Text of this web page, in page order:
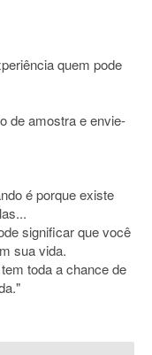
quem pode
de amostra e envie-
é porque existe
significar que você
sua vida.
toda a chance de